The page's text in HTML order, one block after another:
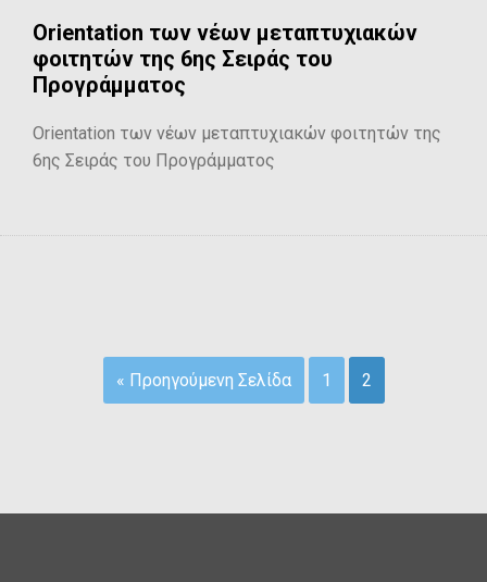
Orientation των νέων μεταπτυχιακών
φοιτητών της 6ης Σειράς του
Προγράμματος
Orientation των νέων μεταπτυχιακών φοιτητών της
6ης Σειράς του Προγράμματος
« Προηγούμενη Σελίδα 1 2